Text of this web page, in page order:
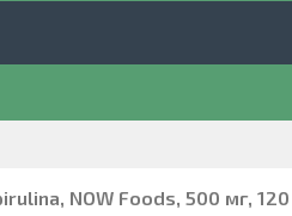
NOW Foods, 500 мг, 120